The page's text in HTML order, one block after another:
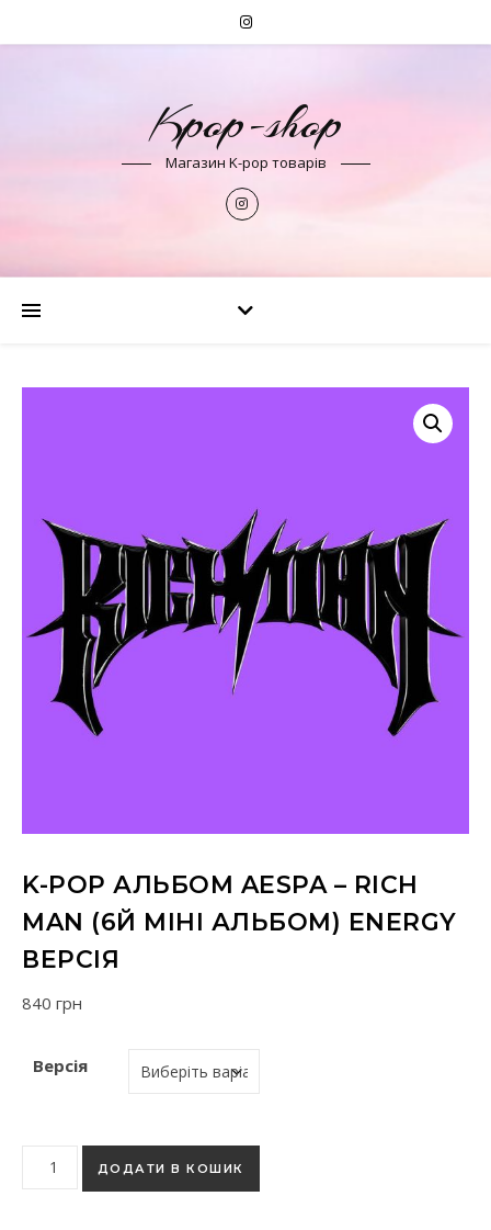
Kpop-shop
Магазин K-pop товарів
K-POP АЛЬБОМ AESPA – RICH
MAN (6Й МІНІ АЛЬБОМ) ENERGY
ВЕРСІЯ
840 грн
Версія
K-pop альбом aespa - Rich Man (6й міні альбом) ENERGY
ДОДАТИ В КОШИК